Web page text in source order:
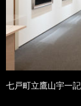
七戸町立鷹山宇一